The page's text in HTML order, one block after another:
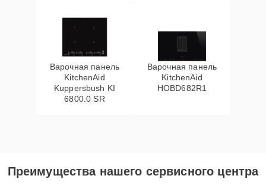
Варочная панель
KitchenAid
Kuppersbush KI
6800.0 SR
Варочная панель
KitchenAid
HOBD682R1
Преимущества нашего сервисного центра